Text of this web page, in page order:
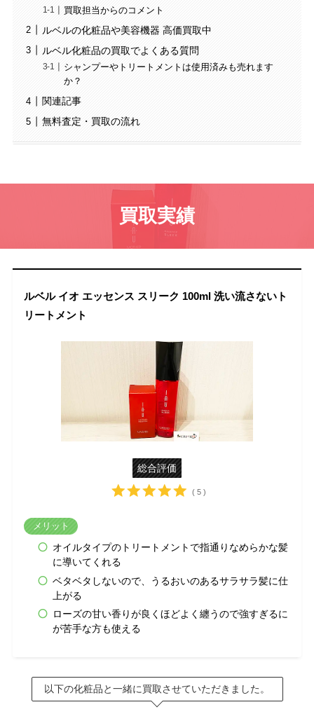
買取担当からのコメント
ルベルの化粧品や美容機器 高価買取中
ルベル化粧品の買取でよくある質問
シャンプーやトリートメントは使用済みも売れます
か？
関連記事
無料査定・買取の流れ
買取実績
ルベル イオ エッセンス スリーク 100ml 洗い流さないト
リートメント
総合評価
( 5 )
メリット
オイルタイプのトリートメントで指通りなめらかな髪
に導いてくれる
ベタベタしないので、うるおいのあるサラサラ髪に仕
上がる
ローズの甘い香りが良くほどよく纏うので強すぎるに
が苦手な方も使える
以下の化粧品と一緒に買取させていただきました。